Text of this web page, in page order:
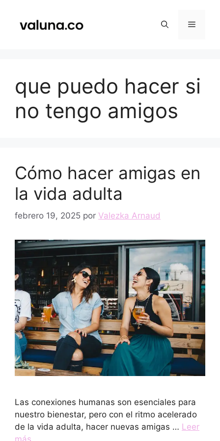
contenido
Menú
que puedo hacer si
no tengo amigos
Cómo hacer amigas en
la vida adulta
febrero 19, 2025 por Valezka Arnaud
Las conexiones humanas son esenciales para
nuestro bienestar, pero con el ritmo acelerado
de la vida adulta, hacer nuevas amigas … Leer
más